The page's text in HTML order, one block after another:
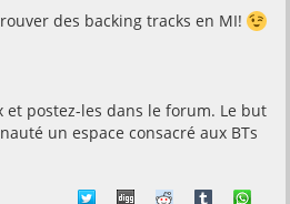
des backing tracks en MI!
et postez-les dans le forum. Le but
un espace consacré aux BTs